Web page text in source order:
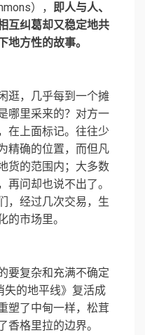
）， 即人与人、
互纠葛却又稳定地共
地方性的故事。
逛，几乎每到一个摊
哪里采来的？对方一
在上面标记。往往少
精确的位置，而但凡
货的范围内；大多数
再问却也说不出了。
，经过几次交易，生
的市场里。
要复杂和充满不确定
失的地平线》复活成
塑了中甸一样，松茸
香格里拉的边界。